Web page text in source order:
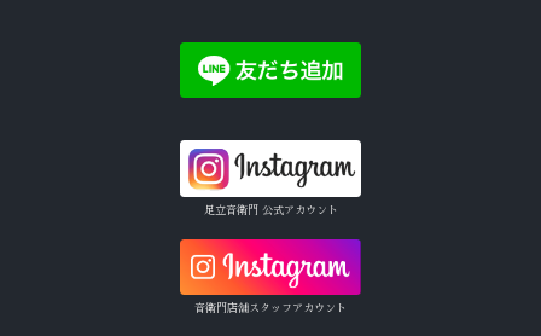
足立音衛門 公式アカウント
音衛門店舗スタッフアカウント